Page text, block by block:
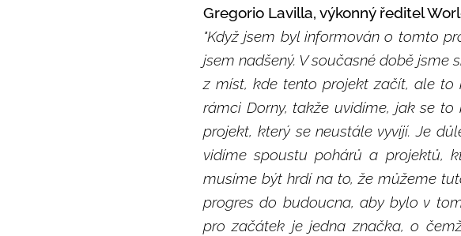
Gregorio Lavilla, výkonný ředitel
"Když jsem byl informován o tomto
jsem nadšený. V současné době
z míst, kde tento projekt začít, ale to
rámci Dorny, takže uvidíme, jak se
projekt, který se neustále vyvíjí. Je
vidíme spoustu pohárů a projektů,
musíme být hrdí na to, že můžeme
progres do budoucna, aby bylo v
pro začátek je jedna značka, o